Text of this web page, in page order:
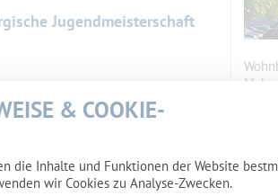
Jugendmeisterschaft
der RfM mehr…
Pokal des MBJS
& COOKIE-
die Inhalte und Funktionen der Website
wir Cookies zu Analyse-Zwecken.